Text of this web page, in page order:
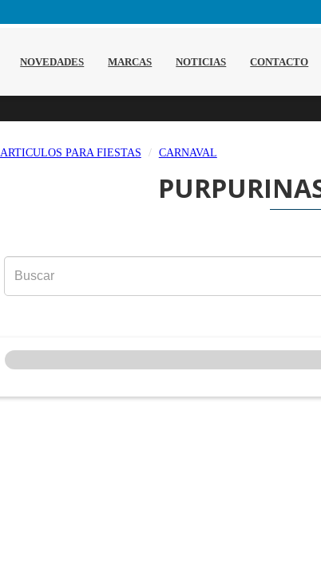
NOVEDADES MARCAS NOTICIAS CONTACTO
ARTICULOS PARA FIESTAS CARNAVAL